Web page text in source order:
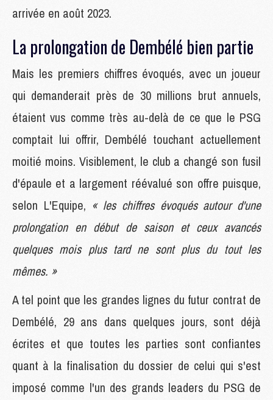
arrivée en août 2023.
La prolongation de Dembélé bien partie
Mais les premiers chiffres évoqués, avec un joueur
qui demanderait près de 30 millions brut annuels,
étaient vus comme très au-delà de ce que le PSG
comptait lui offrir, Dembélé touchant actuellement
moitié moins. Visiblement, le club a changé son fusil
d'épaule et a largement réévalué son offre puisque,
selon L'Equipe, « les chiffres évoqués autour d'une
prolongation en début de saison et ceux avancés
quelques mois plus tard ne sont plus du tout les
mêmes. »
A tel point que les grandes lignes du futur contrat de
Dembélé, 29 ans dans quelques jours, sont déjà
écrites et que toutes les parties sont confiantes
quant à la finalisation du dossier de celui qui s'est
imposé comme l'un des grands leaders du PSG de